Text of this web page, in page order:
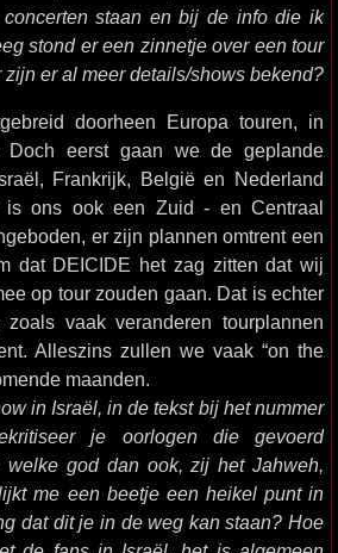
staan en bij de info die ik
stond er een zinnetje over een tour
er al meer details/shows bekend?
doorheen Europa touren, in
Doch eerst gaan we de geplande
Frankrijk, België en Nederland
ons ook een Zuid - en Centraal
er zijn plannen omtrent een
dat DEICIDE het zag zitten dat wij
op tour zouden gaan. Dat is echter
zoals vaak veranderen tourplannen
Alleszins zullen we vaak “on the
maanden.
in Israël, in de tekst bij het nummer
je oorlogen die gevoerd
god dan ook, zij het Jahweh,
me een beetje een heikel punt in
dat dit je in de weg kan staan? Hoe